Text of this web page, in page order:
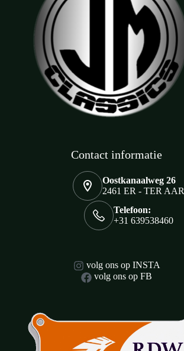
Contact informatie
Oostkanaalweg 26
2461 ER - TER AAR
Telefoon:
+31 639538460
volg ons op INSTA
volg ons op FB